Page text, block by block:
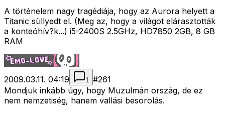
A történelem nagy tragédiája, hogy az Aurora helyett a
Titanic süllyedt el. (Meg az, hogy a világot elárasztották
a konteóhív?k...) i5-2400S 2.5GHz, HD7850 2GB, 8 GB
RAM
2009.03.11. 04:19 1 #261
Mondjuk inkább úgy, hogy Muzulmán ország, de ez
nem nemzetiség, hanem vallási besorolás.